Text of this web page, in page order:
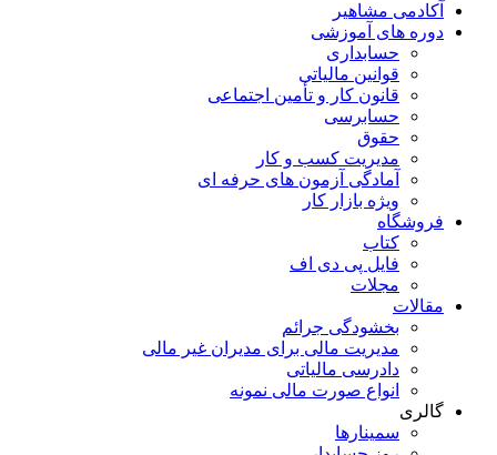
آکادمی مشاهیر
دوره های آموزشی
حسابداری
قوانین مالیاتی
قانون کار و تأمین اجتماعی
حسابرسی
حقوق
مدیریت کسب و کار
آمادگی آزمون های حرفه ای
ویژه بازار کار
فروشگاه
کتاب
فایل پی دی اف
مجلات
مقالات
بخشودگی جرائم
مدیریت مالی برای مدیران غیر مالی
دادرسی مالیاتی
انواع صورت مالی نمونه
گالری
سمینارها